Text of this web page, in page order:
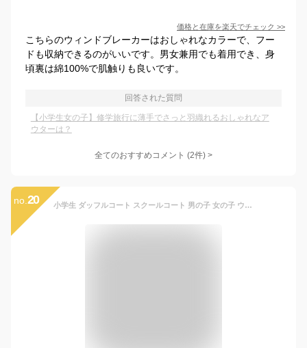
価格と在庫を楽天でチェック >>
こちらのウィンドブレーカーはおしゃれなカラーで、フー
ドも収納できるのがいいです。男女兼用でも着用でき、身
頃裏は綿100%で肌触りも良いです。
回答された質問
【小学生女の子】修学旅行に薄手でさっと羽織れるおしゃれなア
ウターは？
全てのおすすめコメント (2件) >
no. 20 小学生 ダッフルコート スクールコート 男の子 女の子 ウール混 120〜160cm 軽い 制服 コート 子供 キッズ 中学生 アウター 防寒 暖かい 黒 紺 無地 シンプル 前ファスナー フード ゆったり 120 130 140 150 160 (送料無料)【在庫限り】